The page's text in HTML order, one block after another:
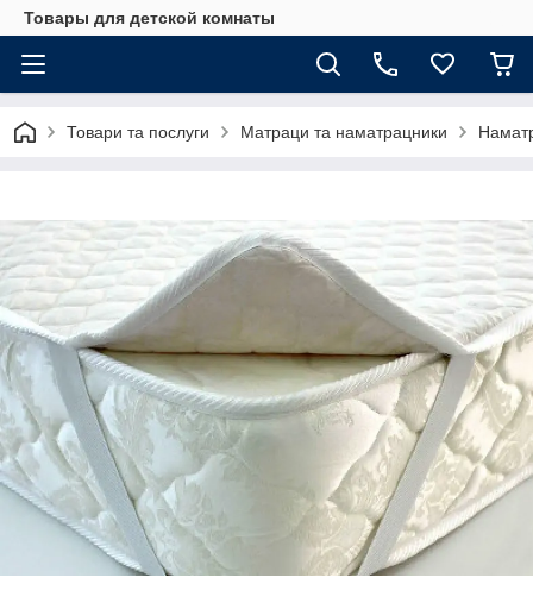
Товары для детской комнаты
Товари та послуги Матраци та наматрацники